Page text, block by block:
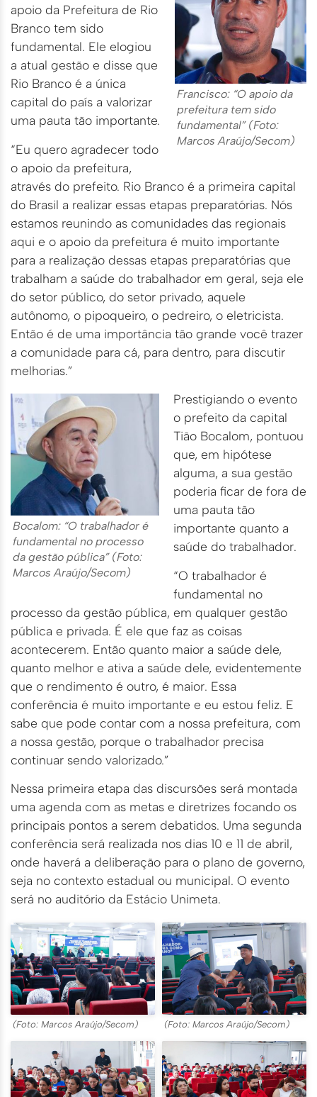
Francisco: “O apoio da
prefeitura tem sido
fundamental” (Foto:
Marcos Araújo/Secom)
apoio da Prefeitura de Rio
Branco tem sido
fundamental. Ele elogiou
a atual gestão e disse que
Rio Branco é a única
capital do país a valorizar
uma pauta tão importante.
“Eu quero agradecer todo
o apoio da prefeitura,
através do prefeito. Rio Branco é a primeira capital
do Brasil a realizar essas etapas preparatórias. Nós
estamos reunindo as comunidades das regionais
aqui e o apoio da prefeitura é muito importante
para a realização dessas etapas preparatórias que
trabalham a saúde do trabalhador em geral, seja ele
do setor público, do setor privado, aquele
autônomo, o pipoqueiro, o pedreiro, o eletricista.
Então é de uma importância tão grande você trazer
a comunidade para cá, para dentro, para discutir
melhorias.”
Bocalom: “O trabalhador é
fundamental no processo
da gestão pública” (Foto:
Marcos Araújo/Secom)
Prestigiando o evento
o prefeito da capital
Tião Bocalom, pontuou
que, em hipótese
alguma, a sua gestão
poderia ficar de fora de
uma pauta tão
importante quanto a
saúde do trabalhador.
“O trabalhador é
fundamental no
processo da gestão pública, em qualquer gestão
pública e privada. É ele que faz as coisas
acontecerem. Então quanto maior a saúde dele,
quanto melhor e ativa a saúde dele, evidentemente
que o rendimento é outro, é maior. Essa
conferência é muito importante e eu estou feliz. E
sabe que pode contar com a nossa prefeitura, com
a nossa gestão, porque o trabalhador precisa
continuar sendo valorizado.”
Nessa primeira etapa das discursões será montada
uma agenda com as metas e diretrizes focando os
principais pontos a serem debatidos. Uma segunda
conferência será realizada nos dias 10 e 11 de abril,
onde haverá a deliberação para o plano de governo,
seja no contexto estadual ou municipal. O evento
será no auditório da Estácio Unimeta.
(Foto: Marcos Araújo/Secom) (Foto: Marcos Araújo/Secom)